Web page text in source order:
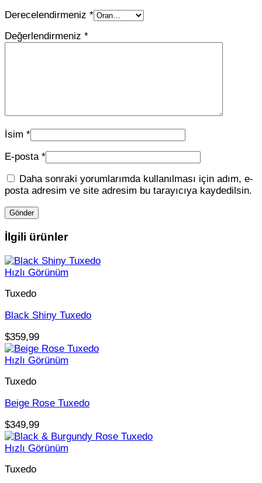
Derecelendirmeniz *
Değerlendirmeniz *
İsim *
E-posta *
Daha sonraki yorumlarımda kullanılması için adım, e-
posta adresim ve site adresim bu tarayıcıya kaydedilsin.
İlgili ürünler
Hızlı Görünüm
Tuxedo
Black Shiny Tuxedo
$359,99
Hızlı Görünüm
Tuxedo
Beige Rose Tuxedo
$349,99
Hızlı Görünüm
Tuxedo